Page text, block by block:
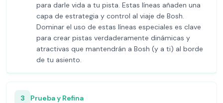
para darle vida a tu pista. Estas líneas añaden una
capa de estrategia y control al viaje de Bosh.
Dominar el uso de estas líneas especiales es clave
para crear pistas verdaderamente dinámicas y
atractivas que mantendrán a Bosh (y a ti) al borde
de tu asiento.
3 Prueba y Refina